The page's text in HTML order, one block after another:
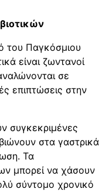
του Παγκόσμιου
είναι ζωντανοί
σε
επιπτώσεις στην
συγκεκριμένες
στα γαστρικά
Τα
μπορεί να χάσουν
σύντομο χρονικό